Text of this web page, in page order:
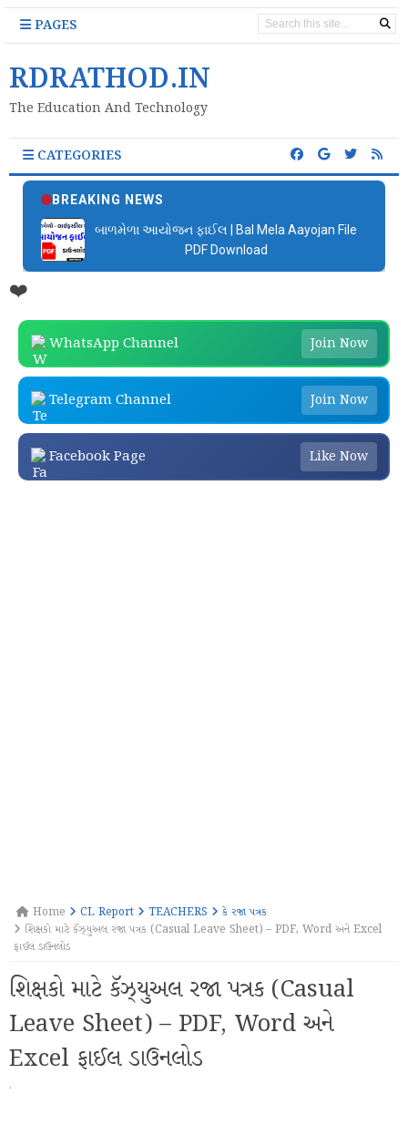
PAGES
RDRATHOD.IN
The Education And Technology
CATEGORIES
BREAKING NEWS
બાળમેળા આયોજન ફાઈલ | Bal Mela Aayojan File
PDF Download
❤️
WhatsApp Channel Join Now
Telegram Channel Join Now
Facebook Page Like Now
Home CL Report TEACHERS
કે રજા પત્રક
શિક્ષકો માટે કૅઝ્યુઅલ રજા પત્રક (Casual Leave Sheet) – PDF, Word અને Excel
ફાઈલ ડાઉનલોડ
શિક્ષકો માટે કૅઝ્યુઅલ રજા પત્રક (Casual
Leave Sheet) – PDF, Word અને
Excel ફાઈલ ડાઉનલોડ
·